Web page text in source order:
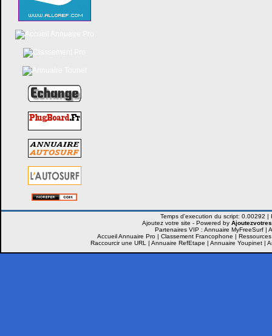
Ajoutez votre site - Powered by
Partenaires VIP : Annuaire MyFreeSurf|
Accueil Annuaire Pro| Classement Francophone |
Raccourcir une URL
| Annuaire RefEtape | Annuaire Youpinet |